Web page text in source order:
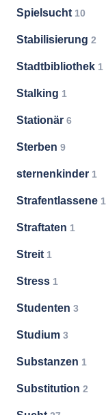
Spielsucht 10
Stabilisierung 2
Stadtbibliothek 1
Stalking 1
Stationär 6
Sterben 9
sternenkinder 1
Strafentlassene 1
Straftaten 1
Streit 1
Stress 1
Studenten 3
Studium 3
Substanzen 1
Substitution 2